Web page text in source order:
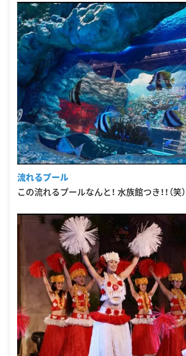
流れるプール
この流れるプールなんと！ 水族館つき！！（笑）